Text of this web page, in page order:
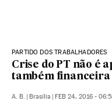
PARTIDO DOS TRABALHADORES
Crise do PT não é
também financeira
A. B. | Brasília | FEB 24, 2016 -